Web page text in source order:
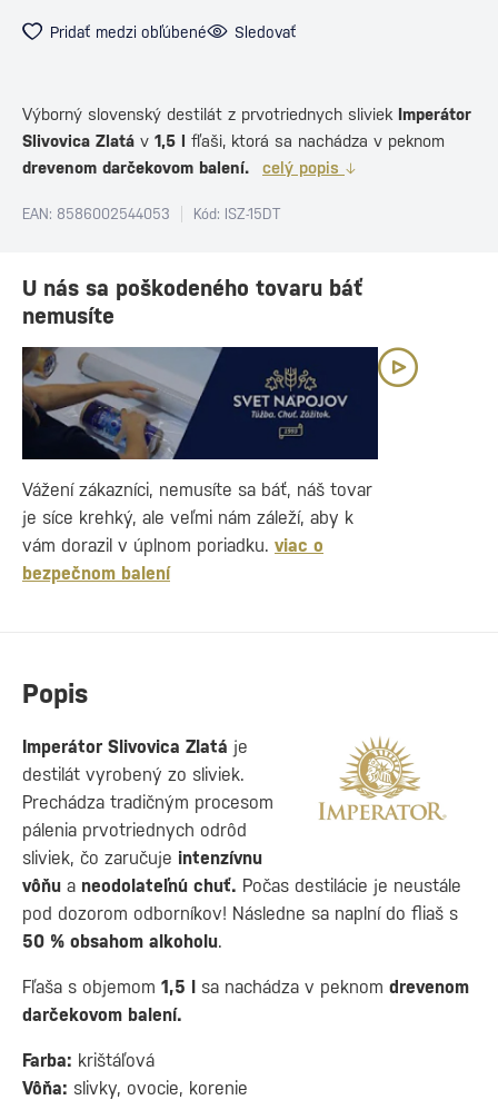
Pridať medzi obľúbené Sledovať
Výborný slovenský destilát z prvotriednych sliviek Imperátor
Slivovica Zlatá v 1,5 l fľaši, ktorá sa nachádza v peknom
drevenom darčekovom balení.
celý popis
EAN: 8586002544053 Kód: ISZ-15DT
Popis
Imperátor Slivovica Zlatá je
destilát vyrobený zo sliviek.
Prechádza tradičným procesom
pálenia prvotriednych odrôd
sliviek, čo zaručuje intenzívnu
vôňu a neodolateľnú chuť. Počas destilácie je neustále
pod dozorom odborníkov! Následne sa naplní do fliaš s
50 % obsahom alkoholu.
Fľaša s objemom 1,5 l sa nachádza v peknom drevenom
darčekovom balení.
Farba: krištáľová
Vôňa: slivky, ovocie, korenie
U nás sa poškodeného tovaru báť
nemusíte
Vážení zákazníci, nemusíte sa báť, náš tovar
je síce krehký, ale veľmi nám záleží, aby k
vám dorazil v úplnom poriadku. viac o
bezpečnom balení